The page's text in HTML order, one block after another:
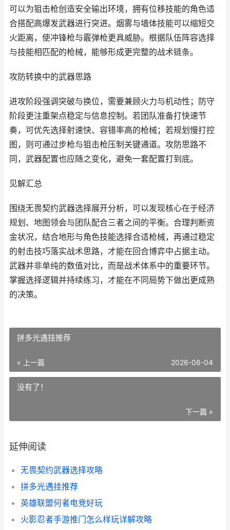
可以为狙击枪创造安全输出环境，拥有位移技能的角色适
合搭配高爆发武器进行突进。烟雾与墙体技能可以缩短交
火距离，使冲锋枪与霰弹枪更具威胁。根据队伍阵容选择
与技能相匹配的枪械，能够形成更完整的战术链条。
攻防转换中的武器思路
进攻阶段强调突破与换位，需要兼顾火力与机动性；防守
阶段更注重架点稳定与信息控制。若团队准备打快速节
奏，可优先选择射速快、容错率高的枪械；若规划慢打控
图，则可通过步枪与狙击枪压制关键通道。攻防思路不
同，武器配置也应随之变化，避免一套配置打到底。
见解汇总
围绕无畏契约武器选择展开分析，可以发现核心在于经济
规划、地图领会与团队配合三者之间的平衡。合理判断资
金状况，结合地形与角色技能选择合适枪械，再通过稳定
的射击技巧落实战术思路，才能在回合博弈中占据主动。
武器并非单纯的数值对比，而是战术体系中的重要环节。
掌握选择逻辑并持续练习，才能在不同局势下做出更成熟
的决策。
拼多光遇挂推荐
« 上一篇 2026-06-04
没有了！
下一篇 »
延伸阅读
无畏契约武器选择攻略
拼多光遇挂推荐
英雄联盟何者电竞好玩
火影忍者手游推门怎么样玩详解攻略